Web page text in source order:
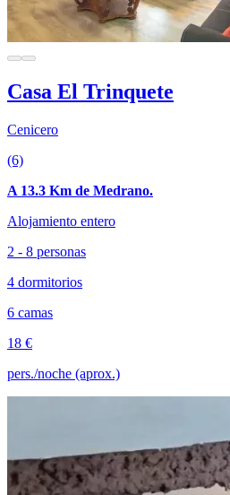
Casa El Trinquete
Cenicero
(6)
A 13.3 Km de Medrano.
Alojamiento entero
2 - 8 personas
4 dormitorios
6 camas
18 €
pers./noche (aprox.)